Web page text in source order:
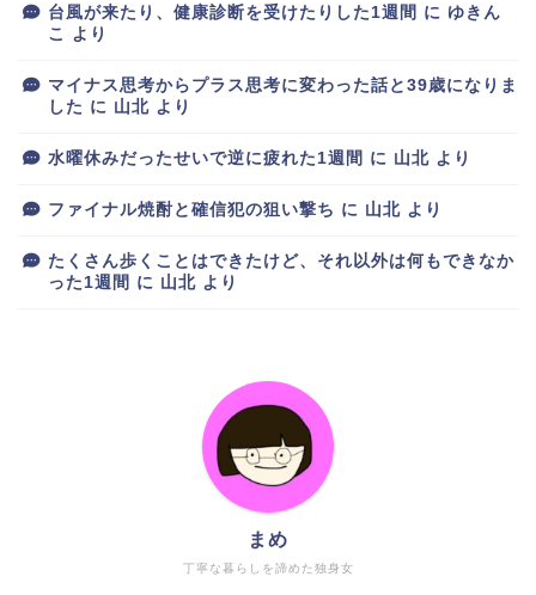
台風が来たり、健康診断を受けたりした1週間 に ゆきん
こ
より
マイナス思考からプラス思考に変わった話と39歳になりま
した に 山北 より
水曜休みだったせいで逆に疲れた1週間 に 山北 より
ファイナル焼酎と確信犯の狙い撃ち に 山北 より
たくさん歩くことはできたけど、それ以外は何もできなか
った1週間 に 山北 より
丁寧な暮らしを諦めた独身女
まめ